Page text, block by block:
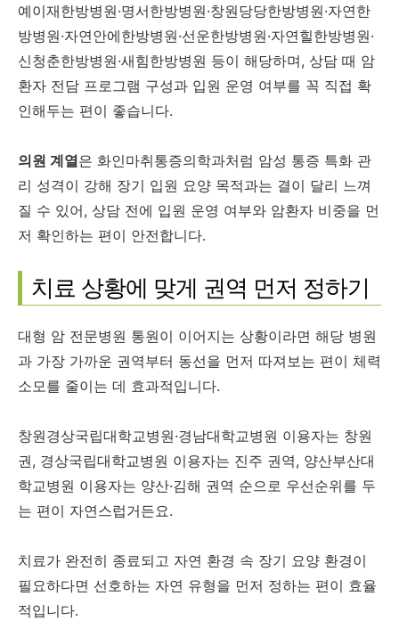
예이재한방병원·명서한방병원·창원당당한방병원·자연한
방병원·자연안에한방병원·선운한방병원·자연힐한방병원·
신청춘한방병원·새힘한방병원 등이 해당하며, 상담 때 암
환자 전담 프로그램 구성과 입원 운영 여부를 꼭 직접 확
인해두는 편이 좋습니다.
의원 계열은 화인마취통증의학과처럼 암성 통증 특화 관
리 성격이 강해 장기 입원 요양 목적과는 결이 달리 느껴
질 수 있어, 상담 전에 입원 운영 여부와 암환자 비중을 먼
저 확인하는 편이 안전합니다.
치료 상황에 맞게 권역 먼저 정하기
대형 암 전문병원 통원이 이어지는 상황이라면 해당 병원
과 가장 가까운 권역부터 동선을 먼저 따져보는 편이 체력
소모를 줄이는 데 효과적입니다.
창원경상국립대학교병원·경남대학교병원 이용자는 창원
권, 경상국립대학교병원 이용자는 진주 권역, 양산부산대
학교병원 이용자는 양산·김해 권역 순으로 우선순위를 두
는 편이 자연스럽거든요.
치료가 완전히 종료되고 자연 환경 속 장기 요양 환경이
필요하다면 선호하는 자연 유형을 먼저 정하는 편이 효율
적입니다.